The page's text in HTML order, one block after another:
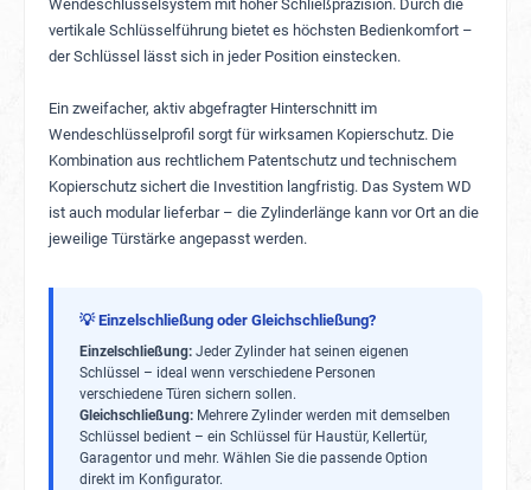
Wendeschlüsselsystem mit hoher Schließpräzision. Durch die
vertikale Schlüsselführung bietet es höchsten Bedienkomfort –
der Schlüssel lässt sich in jeder Position einstecken.
Ein zweifacher, aktiv abgefragter Hinterschnitt im
Wendeschlüsselprofil sorgt für wirksamen Kopierschutz. Die
Kombination aus rechtlichem Patentschutz und technischem
Kopierschutz sichert die Investition langfristig. Das System WD
ist auch modular lieferbar – die Zylinderlänge kann vor Ort an die
jeweilige Türstärke angepasst werden.
💡 Einzelschließung oder Gleichschließung?
Einzelschließung: Jeder Zylinder hat seinen eigenen
Schlüssel – ideal wenn verschiedene Personen
verschiedene Türen sichern sollen.
Gleichschließung: Mehrere Zylinder werden mit demselben
Schlüssel bedient – ein Schlüssel für Haustür, Kellertür,
Garagentor und mehr. Wählen Sie die passende Option
direkt im Konfigurator.